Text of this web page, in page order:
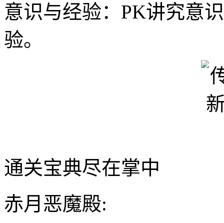
意识与经验：PK讲究意
验。
通关宝典尽在掌中
赤月恶魔殿: